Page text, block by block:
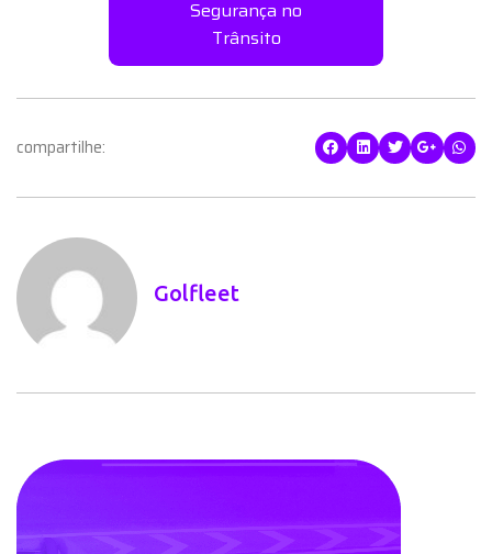
Segurança no
Trânsito
compartilhe:
Golfleet